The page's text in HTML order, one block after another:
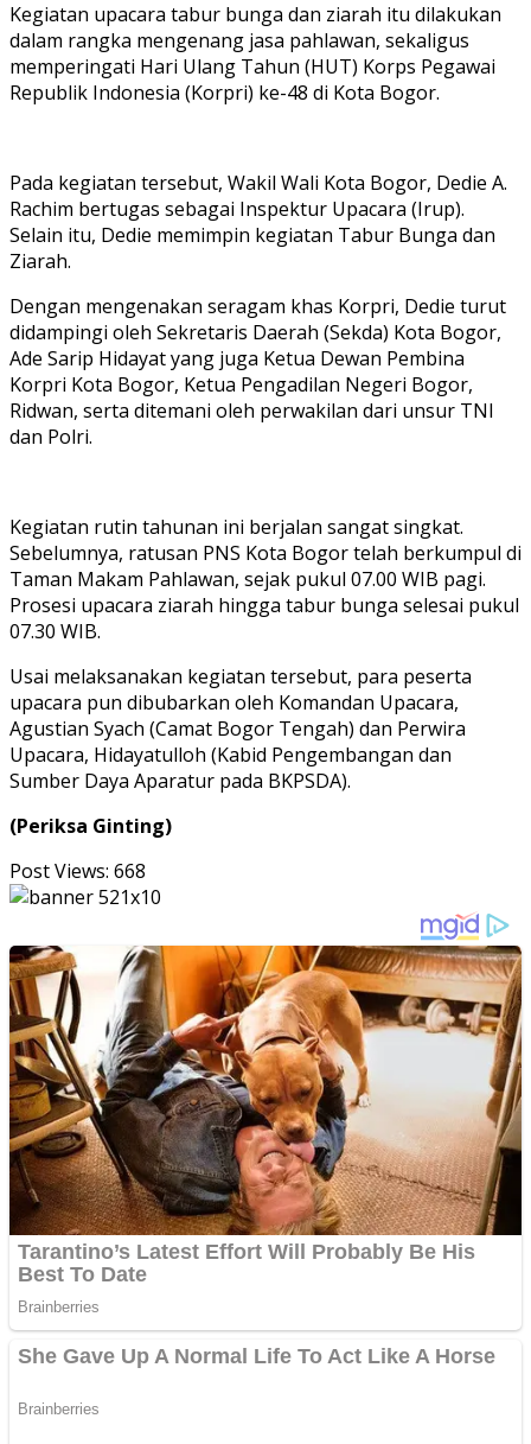
Kegiatan upacara tabur bunga dan ziarah itu dilakukan
dalam rangka mengenang jasa pahlawan, sekaligus
memperingati Hari Ulang Tahun (HUT) Korps Pegawai
Republik Indonesia (Korpri) ke-48 di Kota Bogor.
Pada kegiatan tersebut, Wakil Wali Kota Bogor, Dedie A.
Rachim bertugas sebagai Inspektur Upacara (Irup).
Selain itu, Dedie memimpin kegiatan Tabur Bunga dan
Ziarah.
Dengan mengenakan seragam khas Korpri, Dedie turut
didampingi oleh Sekretaris Daerah (Sekda) Kota Bogor,
Ade Sarip Hidayat yang juga Ketua Dewan Pembina
Korpri Kota Bogor, Ketua Pengadilan Negeri Bogor,
Ridwan, serta ditemani oleh perwakilan dari unsur TNI
dan Polri.
Kegiatan rutin tahunan ini berjalan sangat singkat.
Sebelumnya, ratusan PNS Kota Bogor telah berkumpul di
Taman Makam Pahlawan, sejak pukul 07.00 WIB pagi.
Prosesi upacara ziarah hingga tabur bunga selesai pukul
07.30 WIB.
Usai melaksanakan kegiatan tersebut, para peserta
upacara pun dibubarkan oleh Komandan Upacara,
Agustian Syach (Camat Bogor Tengah) dan Perwira
Upacara, Hidayatulloh (Kabid Pengembangan dan
Sumber Daya Aparatur pada BKPSDA).
(Periksa Ginting)
Post Views: 668